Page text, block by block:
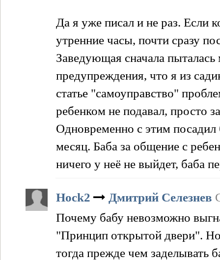
Да я уже писал и не раз. Если
утренние часы, почти сразу
Заведующая сначала пыталась
предупреждения, что я из
статье "самоуправство"
ребенком не подавал, просто
Одновременно с этим
месяц. Баба за общение с
ничего у неё не выйдет, баба
Hock2 Дмитрий Селезнев
Почему бабу невозможно
"Принцип открытой двери". Но
тогда прежде чем заделывать